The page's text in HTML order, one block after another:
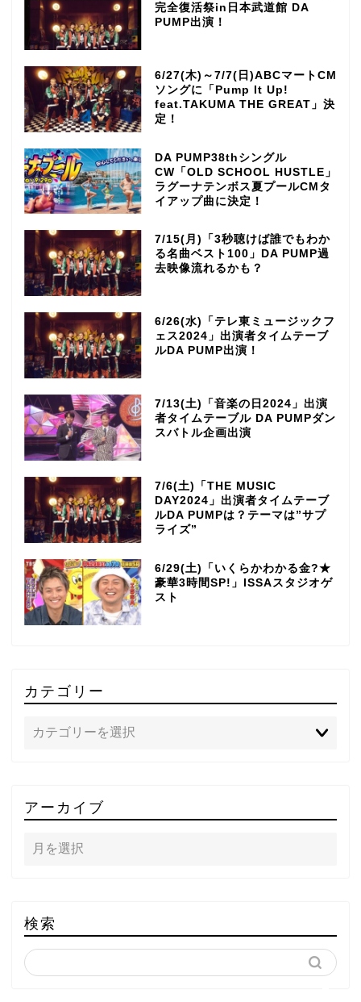
完全復活祭in日本武道館 DA
PUMP出演！
6/27(木)～7/7(日)ABCマートCM
ソングに「Pump It Up!
feat.TAKUMA THE GREAT」決
定！
DA PUMP38thシングル
CW「OLD SCHOOL HUSTLE」
ラグーナテンボス夏プールCMタ
イアップ曲に決定！
7/15(月)「3秒聴けば誰でもわか
る名曲ベスト100」DA PUMP過
去映像流れるかも？
6/26(水)「テレ東ミュージックフ
ェス2024」出演者タイムテーブ
ルDA PUMP出演！
7/13(土)「音楽の日2024」出演
者タイムテーブル DA PUMPダン
スバトル企画出演
7/6(土)「THE MUSIC
DAY2024」出演者タイムテーブ
ルDA PUMPは？テーマは”サプ
ライズ”
6/29(土)「いくらかわかる金?★
豪華3時間SP!」ISSAスタジオゲ
スト
カテゴリー
アーカイブ
検索
～DA PUMP YORIの晴れ
ばれラジオ～